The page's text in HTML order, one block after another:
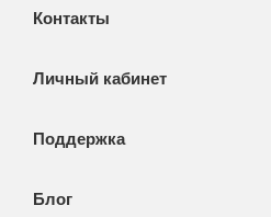
Контакты
Личный кабинет
Поддержка
Блог